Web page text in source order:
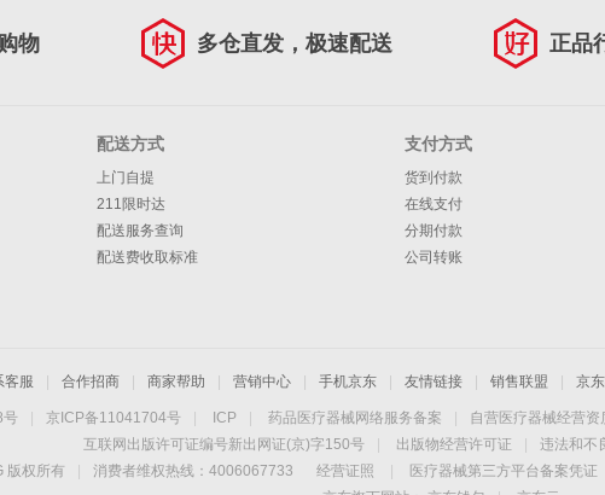
物 多仓直发，极速配送 正品
配送方式
上门自提
211限时达
配送服务查询
配送费收取标准
支付方式
货到付款
在线支付
分期付款
公司转账
客服 合作招商 商家帮助 营销中心 手机京东 友情链接 销售联盟 京
号 京ICP备11041704号 ICP 药品医疗器械网络服务备案 自营医疗器械经营资
互联网出版许可证编号新出网证(京)字150号
出版物经营许可证
违法和不
版权所有 消费者维权热线：4006067733 经营证照 医疗器械第三方平台备案凭